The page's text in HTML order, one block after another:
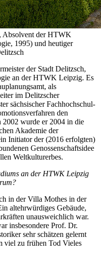
Absolvent der HTWK
1995) und heutiger
der Stadt Delitzsch,
an der HTWK Leipzig. Es
als
im Delitzscher
sächsischer Fachhochschul-
den
wurde er 2004 in die
Akademie der
Initiator der (2016 erfolgten)
Genossenschaftsidee
Weltkulturerbes.
an der HTWK Leipzig
in der Villa Mothes in der
altehrwürdiges Gebäude,
unausweichlich war.
insbesondere Prof. Dr.
sehr schätzen gelernt
viel zu frühen Tod Vieles